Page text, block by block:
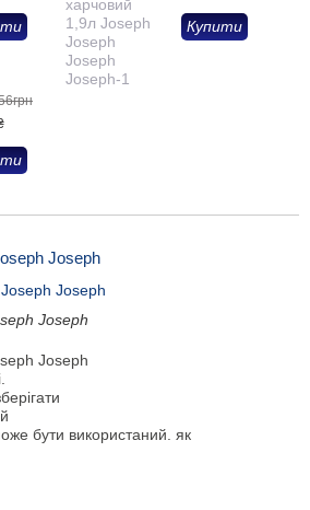
Купити
Joseph
Joseph
Joseph
бути використаний. як